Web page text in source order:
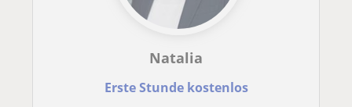
Natalia
Erste Stunde kostenlos